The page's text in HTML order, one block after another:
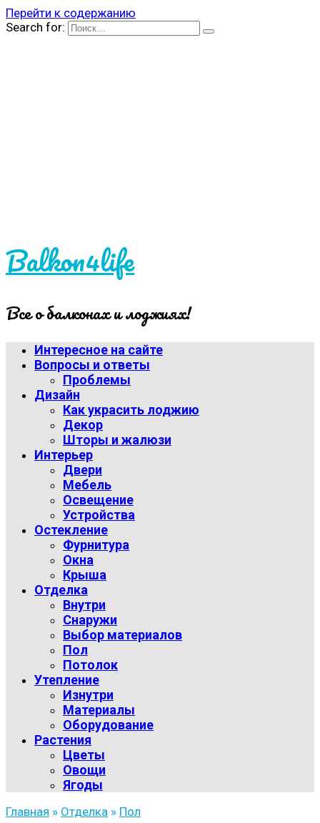
Перейти к содержанию
Search for:
Balkon4life
Все о балконах и лоджиях!
Интересное на сайте
Вопросы и ответы
Проблемы
Дизайн
Как украсить лоджию
Декор
Шторы и жалюзи
Интерьер
Двери
Мебель
Освещение
Устройства
Остекление
Фурнитура
Окна
Крыша
Отделка
Внутри
Снаружи
Выбор материалов
Пол
Потолок
Утепление
Изнутри
Материалы
Оборудование
Растения
Цветы
Овощи
Ягоды
Главная » Отделка » Пол